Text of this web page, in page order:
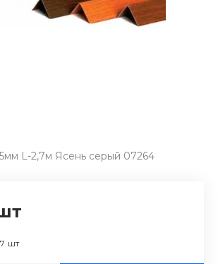
L-2,7м Ясень серый 07264
шт